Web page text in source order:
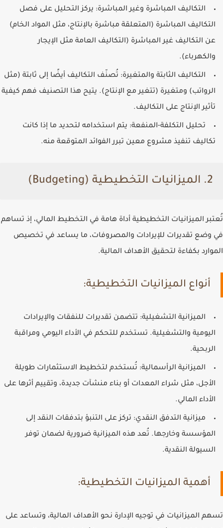
التكاليف المباشرة وغير المباشرة: يركز التحليل على فصل
التكاليف المباشرة (المتعلقة مباشرة بالإنتاج، مثل المواد الخام)
عن التكاليف غير المباشرة (التكاليف العامة مثل الإيجار
والكهرباء).
التكاليف الثابتة والمتغيرة: تُصنّف التكاليف أيضًا إلى ثابتة (مثل
الرواتب) ومتغيرة (تتغير مع الإنتاج). يتيح هذا التصنيف فهم كيفية
تأثير الإنتاج على التكاليف.
تحليل التكلفة-المنفعة: يتم استخدامه لتحديد ما إذا كانت
تكاليف تنفيذ مشروع معين تبرر الفوائد المتوقعة منه.
2. الميزانيات التخطيطية (Budgeting)
تُعتبر الميزانيات التخطيطية أداة هامة في التخطيط المالي، إذ تساهم
في وضع تقديرات للإيرادات والمصروفات، ما يساعد في تخصيص
الموارد بكفاءة لتحقيق الأهداف المالية.
أنواع الميزانيات التخطيطية:
الميزانية التشغيلية: تتضمن تقديرات للنفقات والإيرادات
اليومية والتشغيلية. تستخدم للتحكم في الأداء اليومي ومراقبة
الربحية.
الميزانية الرأسمالية: تُستخدم لتخطيط الاستثمارات طويلة
الأجل، مثل شراء المعدات أو بناء منشآت جديدة، وتقييم أثرها على
الأداء المالي.
ميزانية التدفق النقدي: تركز على التنبؤ بتدفقات النقد إلى
المؤسسة وخارجها. تُعد هذه الميزانية ضرورية لضمان توفر
السيولة النقدية.
أهمية الميزانيات التخطيطية:
تسهم الميزانيات في توجيه الإدارة نحو الأهداف المالية، وتساعد على